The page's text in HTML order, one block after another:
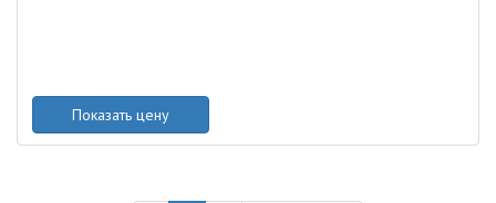
Показать цену